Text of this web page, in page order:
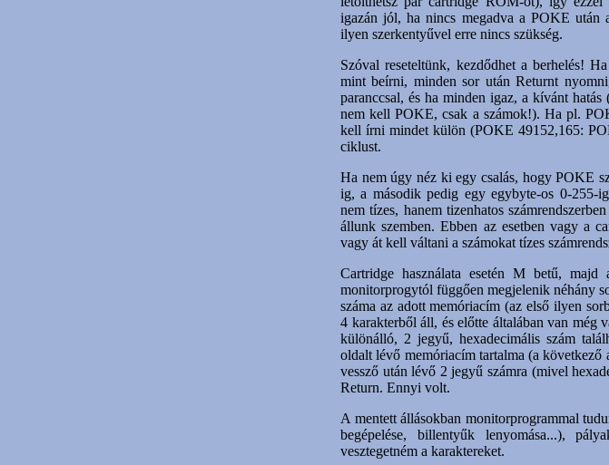
igazán jól, ha nincs megadva a POKE
ilyen szerkentyűvel erre nincs szükség.
Szóval reseteltünk, kezdődhet a berhelés!
mint beírni, minden sor után Returnt
paranccsal, és ha minden igaz, a kívánt
nem kell POKE, csak a számok!). Ha pl.
kell írni mindet külön (POKE 49152,165:
ciklust.
Ha nem úgy néz ki egy csalás, hogy POKE
ig, a második pedig egy egybyte-os 0-
nem tízes, hanem tizenhatos
állunk szemben. Ebben az esetben vagy a
vagy át kell váltani a számokat tízes
Cartridge használata esetén M betű,
monitorprogytól függően megjelenik néhány
száma az adott memóriacím (az első ilyen
4 karakterből áll, és előtte általában van még
különálló, 2 jegyű, hexadecimális szám
oldalt lévő memóriacím tartalma (a
vessző után lévő 2 jegyű számra (mivel
Return. Ennyi volt.
A mentett állásokban monitorprogrammal
begépelése, billentyűk lenyomása...),
vesztegetném a karaktereket.